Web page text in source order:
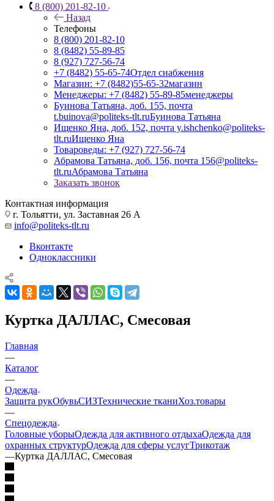
8 (800) 201-82-10
Назад
Телефоны
8 (800) 201-82-10
8 (8482) 55-89-85
8 (927) 727-56-74
+7 (8482) 55-65-74Отдел снабжения
Магазин: +7 (8482)55-65-32магазин
Менеджеры: +7 (8482) 55-89-85менеджеры
Буинова Татьяна, доб. 155, почта
t.buinova@politeks-tlt.ruБуинова Татьяна
Ищенко Яна, доб. 152, почта y.ishchenko@politeks-
tlt.ruИщенко Яна
Товароведы: +7 (927) 727-56-74
Абрамова Татьяна, доб. 156, почта 156@politeks-
tlt.ruАбрамова Татьяна
Заказать звонок
Контактная информация
г. Тольятти, ул. Заставная 26 А
info@politeks-tlt.ru
Вконтакте
Одноклассники
Куртка ДАЛЛАС, Смесовая
Главная
—
Каталог
—
Одежда
Защита рукОбувьСИЗТехнические тканиХоз.товары
—
Спецодежда
Головные уборыОдежда для активного отдыхаОдежда для
охранных структурОдежда для сферы услугТрикотаж
—Куртка ДАЛЛАС, Смесовая